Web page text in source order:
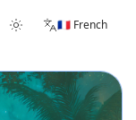
🇫🇷 French